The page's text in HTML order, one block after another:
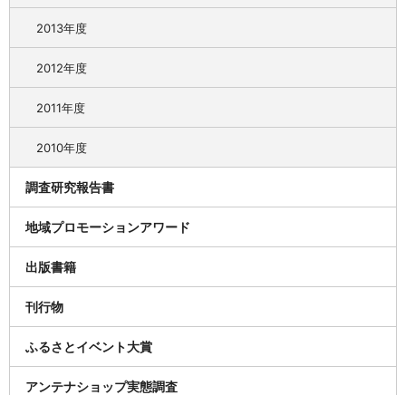
2013年度
2012年度
2011年度
2010年度
調査研究報告書
地域プロモーションアワード
出版書籍
刊行物
ふるさとイベント大賞
アンテナショップ実態調査